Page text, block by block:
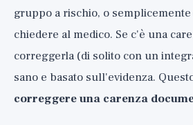
gruppo a rischio, o
chiedere al medico. Se c'è una
correggerla (di solito con un
sano e basato sull'evidenza.
correggere una carenza